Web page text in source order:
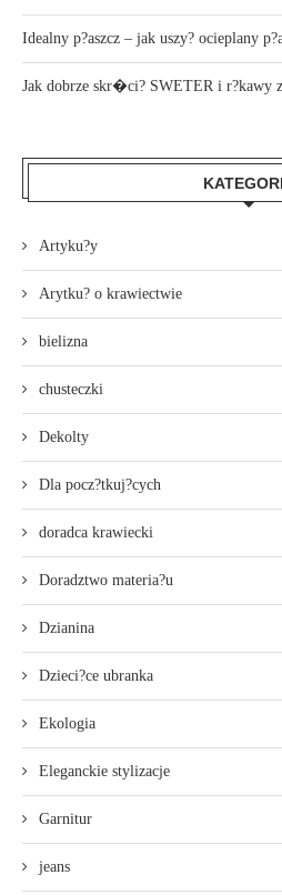
Idealny p?aszcz – jak uszy? ocieplany
Jak dobrze skr�ci? SWETER i r?kawy
Artyku?y
Arytku? o krawiectwie
bielizna
chusteczki
Dekolty
Dla pocz?tkuj?cych
doradca krawiecki
Doradztwo materia?u
Dzianina
Dzieci?ce ubranka
Ekologia
Eleganckie stylizacje
Garnitur
jeans